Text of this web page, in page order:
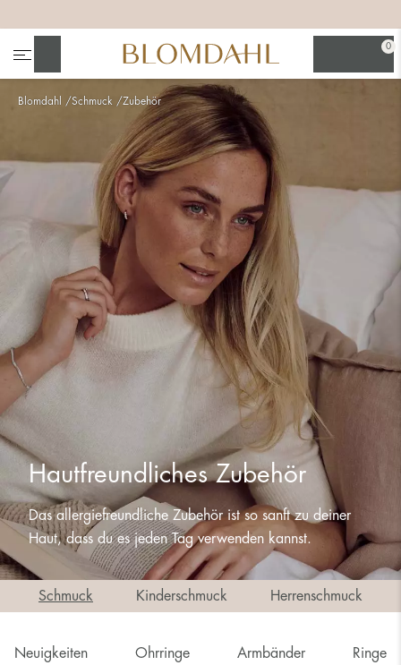
Blomdahl Schmuck Zubehör
0
Nasenschmuck
Alle anzeigen
Das allergiefreundliche Zubehör ist so sanft zu deiner
Haut, dass du es jeden Tag verwenden kannst.
Hautfreundliches Zubehör
Schmuck Kinderschmuck Herrenschmuck
Neuigkeiten Ohrringe Armbänder
Ringe